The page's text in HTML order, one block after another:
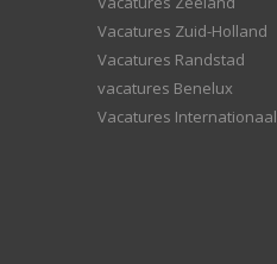
Vacatures Zuid-Holland
Vacatures Randstad
vacatures Benelux
Vacatures Internationaal